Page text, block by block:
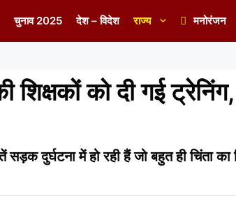
चुनाव 2025 देश – विदेश राज्य मनोरंजन
को दी गई
दुर्घटना में हो रही हैं जो बहुत ही चिंता का